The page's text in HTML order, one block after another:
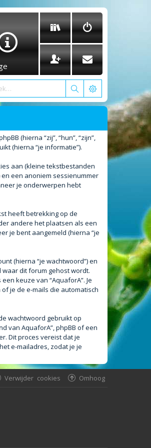
(hierna “zij”, “hun”, “zijn”,
(hierna “je informatie”).
aan (kleine tekstbestanden
een anoniem sessienummer
je onderwerpen hebt
heeft betrekking op de
andere het plaatsen als een
je bent aangemeld (hierna “je
(hierna “je wachtwoord”) en
waar dit forum gehost wordt.
keuze van “AquaforA”. Je
je de e-mails die automatisch
wachtwoord gebruikt op
van AquaforA”, phpBB of een
Dit proces vereist dat je
e-mailadres, zodat je je
Omhoog
Verwijder cookies